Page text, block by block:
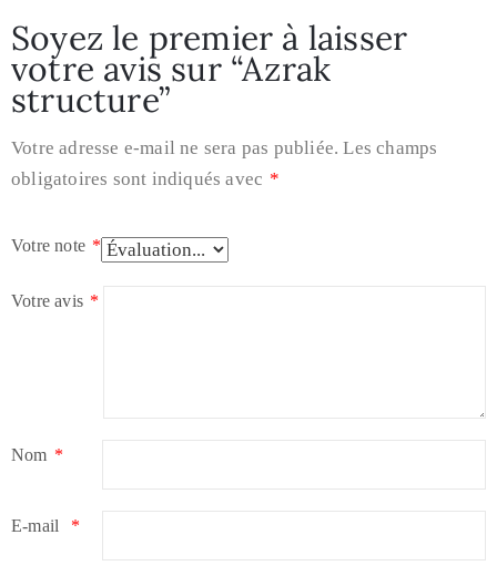
Soyez le premier à laisser
votre avis sur “Azrak
structure”
Votre adresse e-mail ne sera pas publiée. Les champs
obligatoires sont indiqués avec *
Votre note *
Votre avis *
Nom *
E-mail *